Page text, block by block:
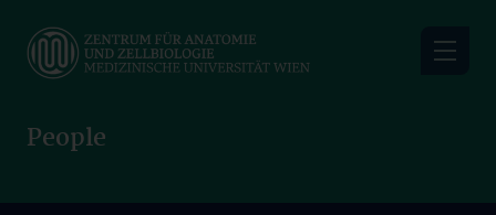
main
People